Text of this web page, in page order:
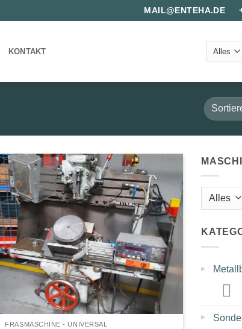
MAIL@ENTEHA.DE
KONTAKT
FRÄSMASCHINE - UNIVERSAL
▸
▸